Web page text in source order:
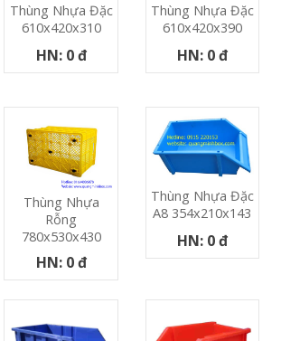
Thùng Nhựa Đặc
610x420x310
HN: 0 đ
Thùng Nhựa Đặc
610x420x390
HN: 0 đ
Thùng Nhựa
Rỗng
780x530x430
HN: 0 đ
Thùng Nhựa Đặc
A8 354x210x143
HN: 0 đ